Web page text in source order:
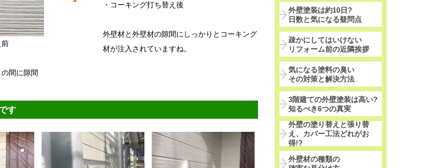
前
間に隙間
・コーキング打ち替え後
外壁材と外壁材の隙間にしっかりとコーキング
材が注入されていますね。
す
外壁塗装は約10日?
日数と気になる疑問点
疎かにしてはいけない
リフォーム前の近隣挨拶
気になる塗料の臭い
その対策と解決方法
3階建ての外壁塗装は高い?
知るべき6つの真実
外壁の塗り替えと張り替
え、カバー工法どれがお
得!?
外壁材の種類の